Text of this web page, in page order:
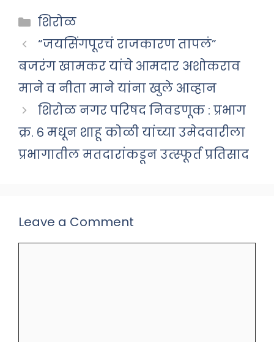
Categories
शिरोळ
“जयसिंगपूरचं राजकारण तापलं”
बजरंग खामकर यांचे आमदार अशोकराव
माने व नीता माने यांना खुले आव्हान
शिरोळ नगर परिषद निवडणूक : प्रभाग
क्र. ६ मधून शाहू कोळी यांच्या उमेदवारीला
प्रभागातील मतदारांकडून उत्स्फूर्त प्रतिसाद
Leave a Comment